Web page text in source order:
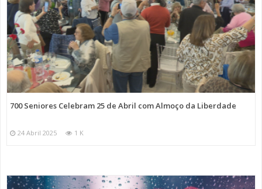
700 Seniores Celebram 25 de Abril com Almoço da Liberdade
24 Abril 2025 1 K